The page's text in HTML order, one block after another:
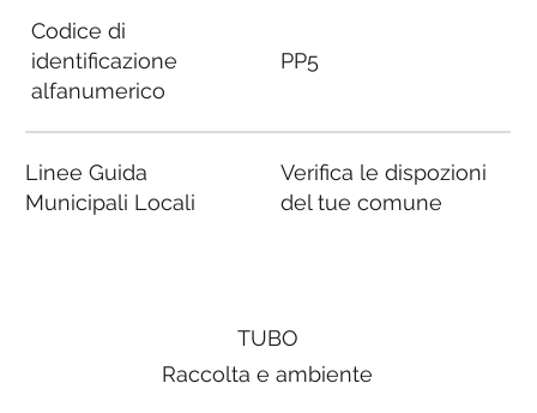
Codice di
identificazione
alfanumerico
Linee Guida
Municipali Locali
PP5
Verifica le dispozioni
del tue comune
TUBO
Raccolta e ambiente